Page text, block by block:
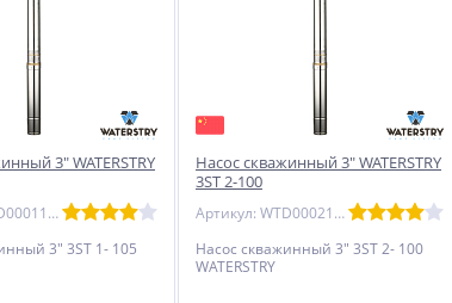
3" WATERSTRY
Артикул: WTD0001105
3" 3ST 1- 105
Насос скважинный 3" WATERSTRY
3ST 2-100
Артикул: WTD0002100
Насос скважинный 3" 3ST 2- 100
WATERSTRY